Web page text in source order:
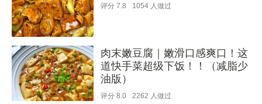
评分 7.8 1054 人做过
肉末嫩豆腐｜嫩滑口感爽口！这
道快手菜超级下饭！！（减脂少
油版）
评分 8.0 2262 人做过